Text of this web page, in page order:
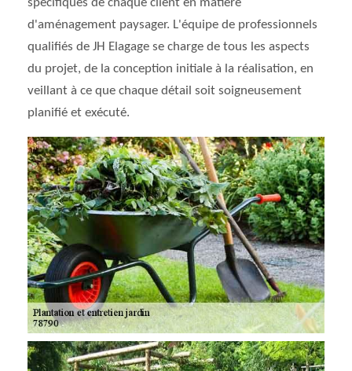
spécifiques de chaque client en matière
d'aménagement paysager. L'équipe de professionnels
qualifiés de JH Elagage se charge de tous les aspects
du projet, de la conception initiale à la réalisation, en
veillant à ce que chaque détail soit soigneusement
planifié et exécuté.